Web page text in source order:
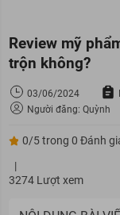
Review mỹ
trộn không?
03/06/2024
Người đăng: Quỳnh
0/5 trong 0 Đánh
|
3274 Lượt xem